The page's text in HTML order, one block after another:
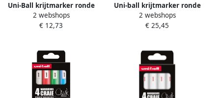
Uni-Ball krijtmarker ronde
punt 1 8 2 5 mm etui van 4
stuks assorti
2 webshops
€ 12,73
Uni-ball krijtmarker ronde
punt 1 8 2 5 mm etui van 8
stuks assorti
2 webshops
€ 25,45